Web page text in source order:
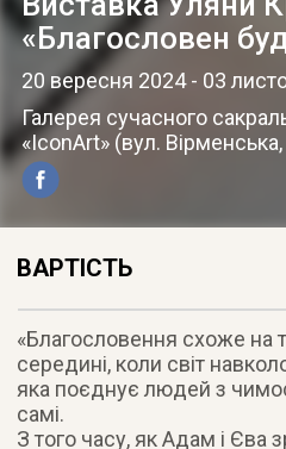
«Благословен
20 вересня 2024- 03
Галерея сучасного
«IconArt» (вул.
ВАРТІСТЬ
«Благословення схоже на
середині, коли світ
яка поєднує людей з
самі.
З того часу, як Адам і Єва